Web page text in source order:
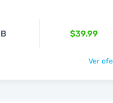
$39.99
Ver